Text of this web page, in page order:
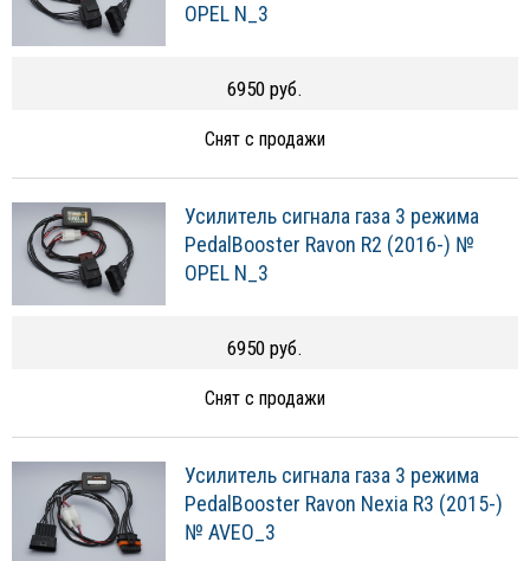
OPEL N_3
6950 руб.
Снят с продажи
Усилитель сигнала газа 3 режима
PedalBooster Ravon R2 (2016-) №
OPEL N_3
6950 руб.
Снят с продажи
Усилитель сигнала газа 3 режима
PedalBooster Ravon Nexia R3 (2015-)
№ AVEO_3